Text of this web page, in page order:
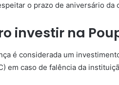
o prazo de aniversário
investir na
é considerada um
em caso de falência da